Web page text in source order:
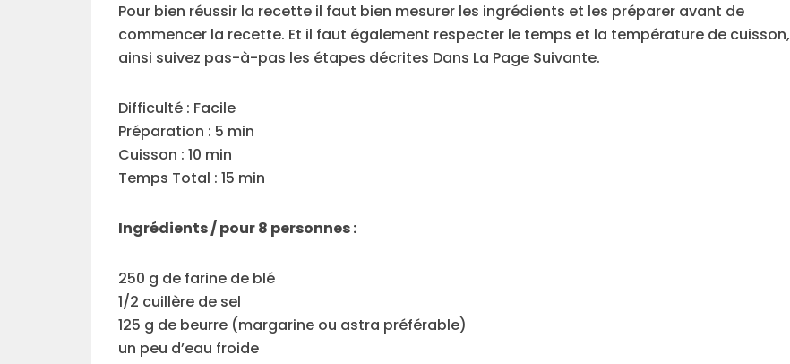
Pour bien réussir la recette il faut bien mesurer les ingrédients et les préparer avant de
commencer la recette. Et il faut également respecter le temps et la température de cuisson,
ainsi suivez pas-à-pas les étapes décrites Dans La Page Suivante.
Difficulté : Facile
Préparation : 5 min
Cuisson : 10 min
Temps Total : 15 min
Ingrédients / pour 8 personnes :
250 g de farine de blé
1/2 cuillère de sel
125 g de beurre (margarine ou astra préférable)
un peu d’eau froide